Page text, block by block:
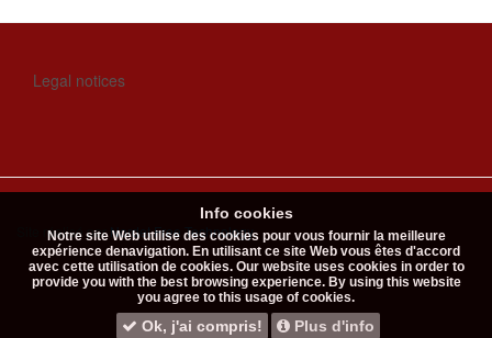
Legal notices
Site réalisé par Nordet Free Technology.
Info cookies
Notre site Web utilise des cookies pour vous fournir la meilleure
expérience denavigation. En utilisant ce site Web vous êtes d'accord
avec cette utilisation de cookies. Our website uses cookies in order to
provide you with the best browsing experience. By using this website
you agree to this usage of cookies.
Ok, j'ai compris! Plus d'info